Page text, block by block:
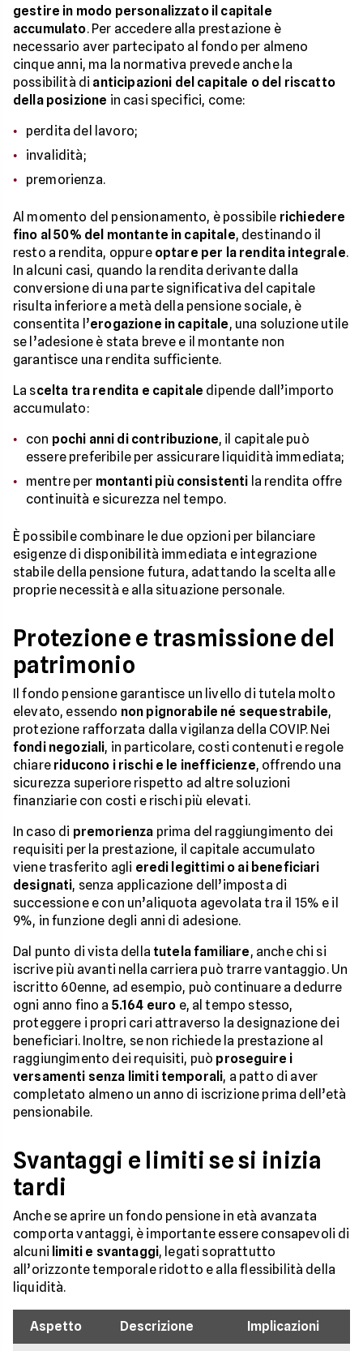
gestire in modo personalizzato il capitale
accumulato. Per accedere alla prestazione è
necessario aver partecipato al fondo per almeno
cinque anni, ma la normativa prevede anche la
possibilità di anticipazioni del capitale o del riscatto
della posizione in casi specifici, come:
perdita del lavoro;
invalidità;
premorienza.
Al momento del pensionamento, è possibile richiedere
fino al 50% del montante in capitale, destinando il
resto a rendita, oppure optare per la rendita integrale.
In alcuni casi, quando la rendita derivante dalla
conversione di una parte significativa del capitale
risulta inferiore a metà della pensione sociale, è
consentita l’erogazione in capitale, una soluzione utile
se l’adesione è stata breve e il montante non
garantisce una rendita sufficiente.
La scelta tra rendita e capitale dipende dall’importo
accumulato:
con pochi anni di contribuzione, il capitale può
essere preferibile per assicurare liquidità immediata;
mentre per montanti più consistenti la rendita offre
continuità e sicurezza nel tempo.
È possibile combinare le due opzioni per bilanciare
esigenze di disponibilità immediata e integrazione
stabile della pensione futura, adattando la scelta alle
proprie necessità e alla situazione personale.
Protezione e trasmissione del
patrimonio
Il fondo pensione garantisce un livello di tutela molto
elevato, essendo non pignorabile né sequestrabile,
protezione rafforzata dalla vigilanza della COVIP. Nei
fondi negoziali, in particolare, costi contenuti e regole
chiare riducono i rischi e le inefficienze, offrendo una
sicurezza superiore rispetto ad altre soluzioni
finanziarie con costi e rischi più elevati.
In caso di premorienza prima del raggiungimento dei
requisiti per la prestazione, il capitale accumulato
viene trasferito agli eredi legittimi o ai beneficiari
designati, senza applicazione dell’imposta di
successione e con un’aliquota agevolata tra il 15% e il
9%, in funzione degli anni di adesione.
Dal punto di vista della tutela familiare, anche chi si
iscrive più avanti nella carriera può trarre vantaggio. Un
iscritto 60enne, ad esempio, può continuare a dedurre
ogni anno fino a 5.164 euro e, al tempo stesso,
proteggere i propri cari attraverso la designazione dei
beneficiari. Inoltre, se non richiede la prestazione al
raggiungimento dei requisiti, può proseguire i
versamenti senza limiti temporali, a patto di aver
completato almeno un anno di iscrizione prima dell’età
pensionabile.
Svantaggi e limiti se si inizia
tardi
Anche se aprire un fondo pensione in età avanzata
comporta vantaggi, è importante essere consapevoli di
alcuni limiti e svantaggi, legati soprattutto
all’orizzonte temporale ridotto e alla flessibilità della
liquidità.
Aspetto Descrizione Implicazioni